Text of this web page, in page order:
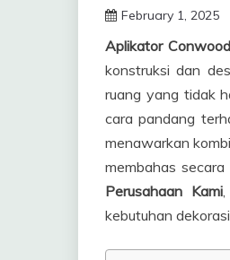
February 1, 2025
Aplikator
konstruksi dan
ruang yang tidak
cara pandang
menawarkan
membahas
Perusahaan Kami,
kebutuhan